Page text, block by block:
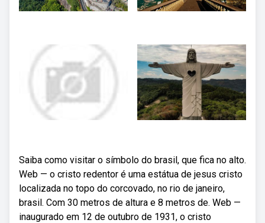
Saiba como visitar o símbolo do brasil, que fica no alto.
Web — o cristo redentor é uma estátua de jesus cristo
localizada no topo do corcovado, no rio de janeiro,
brasil. Com 30 metros de altura e 8 metros de. Web —
inaugurado em 12 de outubro de 1931, o cristo